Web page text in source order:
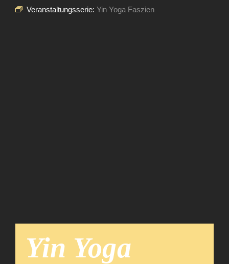
Selbstverteidigung
Veranstaltungsserie: Yin Yoga Faszien
Yin Yoga